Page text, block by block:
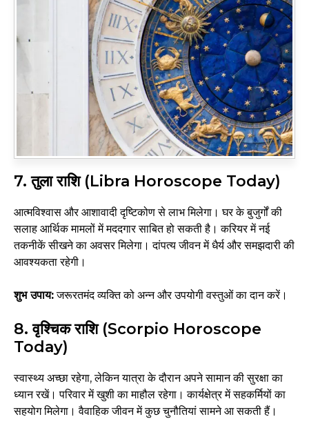
7. तुला राशि (Libra Horoscope Today)
आत्मविश्वास और आशावादी दृष्टिकोण से लाभ मिलेगा। घर के बुजुर्गों की
सलाह आर्थिक मामलों में मददगार साबित हो सकती है। करियर में नई
तकनीकें सीखने का अवसर मिलेगा। दांपत्य जीवन में धैर्य और समझदारी की
आवश्यकता रहेगी।
शुभ उपाय:जरूरतमंद व्यक्ति को अन्न और उपयोगी वस्तुओं का दान करें।
8. वृश्चिक राशि (Scorpio Horoscope
Today)
स्वास्थ्य अच्छा रहेगा, लेकिन यात्रा के दौरान अपने सामान की सुरक्षा का
ध्यान रखें। परिवार में खुशी का माहौल रहेगा। कार्यक्षेत्र में सहकर्मियों का
सहयोग मिलेगा। वैवाहिक जीवन में कुछ चुनौतियां सामने आ सकती हैं।